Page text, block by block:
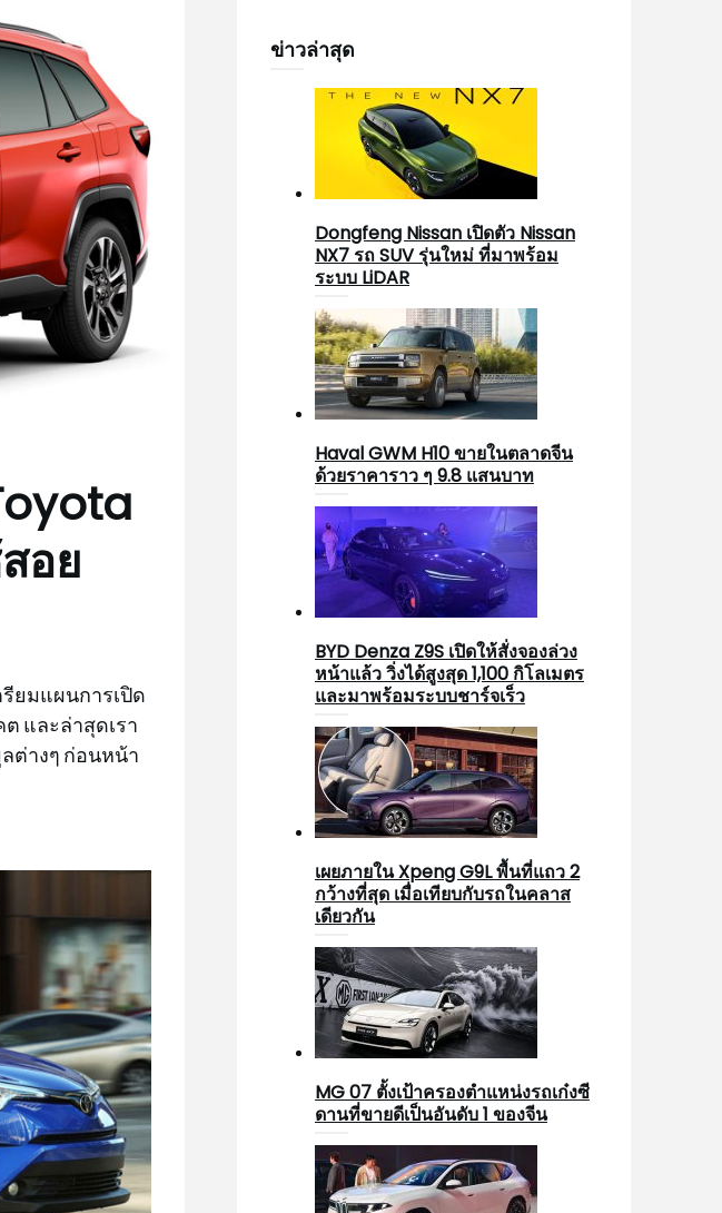
อย
รียมแผนการเปิด
และล่าสุดเรา
ต่างๆ ก่อนหน้า
ข่าวล่าสุด
Dongfeng Nissan เปิดตัว Nissan
NX7 รถ SUV รุ่นใหม่ ที่มาพร้อม
ระบบ LiDAR
Haval GWM H10 ขายในตลาดจีน
ด้วยราคาราว ๆ 9.8 แสนบาท
BYD Denza Z9S เปิดให้สั่งจองล่วง
หน้าแล้ว วิ่งได้สูงสุด 1,100 กิโลเมตร
และมาพร้อมระบบชาร์จเร็ว
เผยภายใน Xpeng G9L พื้นที่แถว 2
กว้างที่สุด เมื่อเทียบกับรถในคลาส
เดียวกัน
MG 07 ตั้งเป้าครองตำแหน่งรถเก๋งซี
ดานที่ขายดีเป็นอันดับ 1 ของจีน